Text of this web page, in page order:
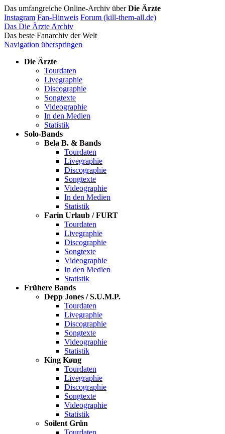
Das umfangreiche Online-Archiv überDie Ärzte
Instagram Fan-Hinweis Forum (kill-them-all.de)
Das Die Ärzte Archiv
Das beste Fanarchiv der Welt
Navigation überspringen
Die Ärzte
Tourdaten
Livegraphie
Discographie
Songtexte
Videographie
In den Medien
Statistik
Solo-Bands
Bela B. & Bands
Tourdaten
Livegraphie
Discographie
Songtexte
Videographie
In den Medien
Statistik
Farin Urlaub / FURT
Tourdaten
Livegraphie
Discographie
Songtexte
Videographie
In den Medien
Statistik
Frühere Bands
Depp Jones / S.U.M.P.
Tourdaten
Livegraphie
Discographie
Songtexte
Videographie
Statistik
King Køng
Tourdaten
Livegraphie
Discographie
Songtexte
Videographie
Statistik
Soilent Grün
Tourdaten